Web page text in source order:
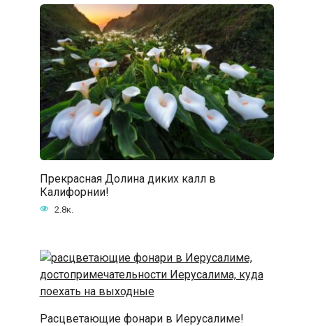
Прекрасная Долина диких калл в
Калифорнии!
2.8к.
Расцветающие фонари в Иерусалиме!